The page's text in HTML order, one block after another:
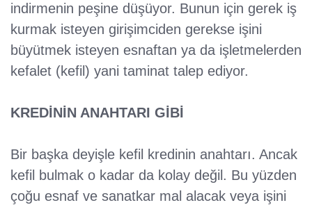
indirmenin peşine düşüyor. Bunun için gerek iş
kurmak isteyen girişimciden gerekse işini
büyütmek isteyen esnaftan ya da işletmelerden
kefalet (kefil) yani taminat talep ediyor.
KREDİNİN ANAHTARI GİBİ
Bir başka deyişle kefil kredinin anahtarı. Ancak
kefil bulmak o kadar da kolay değil. Bu yüzden
çoğu esnaf ve sanatkar mal alacak veya işini